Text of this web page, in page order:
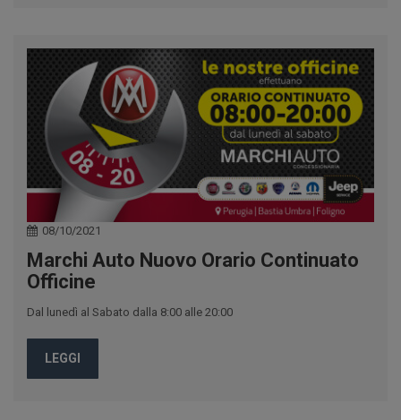
08/10/2021
Marchi Auto Nuovo Orario Continuato
Officine
Dal lunedì al Sabato dalla 8:00 alle 20:00
LEGGI